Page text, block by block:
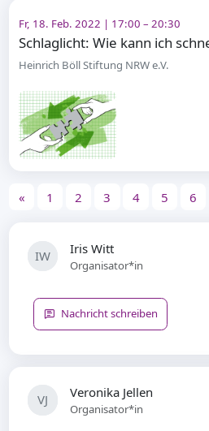
Fr, 18. Feb. 2022 | 17:00 – 20:30
Heinrich Böll Stiftung NRW e.V.
« 1 2 3 4 5 6
IW Iris Witt
Organisator*in
Nachricht schreiben
VJ Veronika Jellen
Organisator*in